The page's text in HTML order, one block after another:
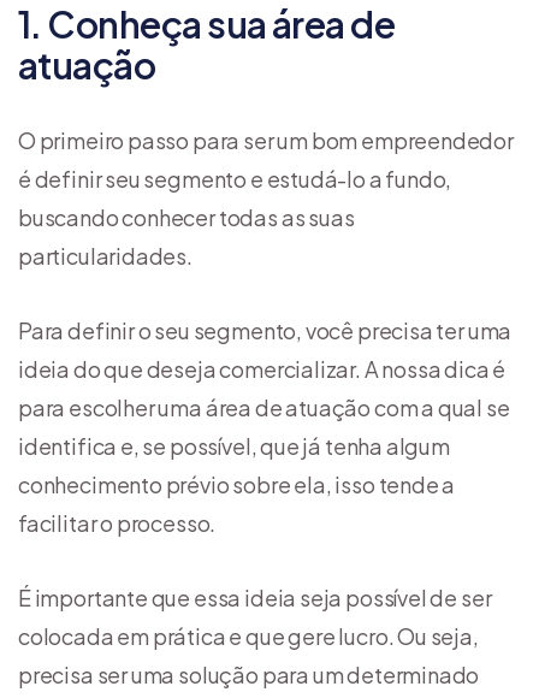
1. Conheça sua área de
atuação
O primeiro passo para ser um bom empreendedor
é definir seu segmento e estudá-lo a fundo,
buscando conhecer todas as suas
particularidades.
Para definir o seu segmento, você precisa ter uma
ideia do que deseja comercializar. A nossa dica é
para escolher uma área de atuação com a qual se
identifica e, se possível, que já tenha algum
conhecimento prévio sobre ela, isso tende a
facilitar o processo.
É importante que essa ideia seja possível de ser
colocada em prática e que gere lucro. Ou seja,
precisa ser uma solução para um determinado